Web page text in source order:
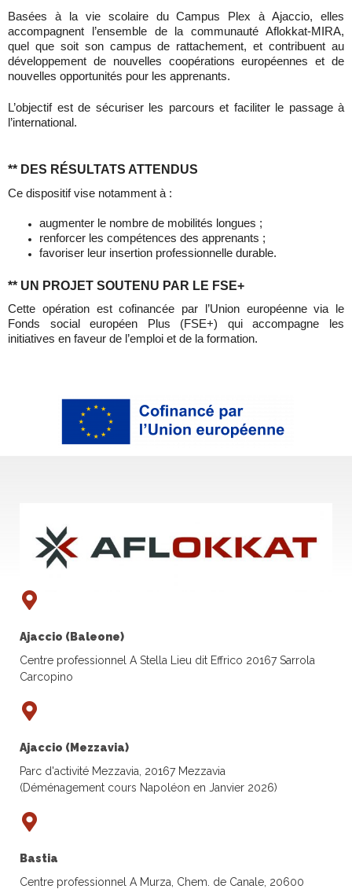
Basées à la vie scolaire du Campus Plex à Ajaccio, elles
accompagnent l’ensemble de la communauté Aflokkat-MIRA,
quel que soit son campus de rattachement, et contribuent au
développement de nouvelles coopérations européennes et de
nouvelles opportunités pour les apprenants.
L’objectif est de sécuriser les parcours et faciliter le passage à
l’international.
** DES RÉSULTATS ATTENDUS
Ce dispositif vise notamment à :
augmenter le nombre de mobilités longues ;
renforcer les compétences des apprenants ;
favoriser leur insertion professionnelle durable.
** UN PROJET SOUTENU PAR LE FSE+
Cette opération est cofinancée par l’Union européenne via le
Fonds social européen Plus (FSE+) qui accompagne les
initiatives en faveur de l’emploi et de la formation.
Ajaccio (Baleone)
Centre professionnel A Stella Lieu dit Effrico 20167 Sarrola
Carcopino
Ajaccio (Mezzavia)
Parc d'activité Mezzavia, 20167 Mezzavia
(Déménagement cours Napoléon en Janvier 2026)
Bastia
Centre professionnel A Murza, Chem. de Canale, 20600